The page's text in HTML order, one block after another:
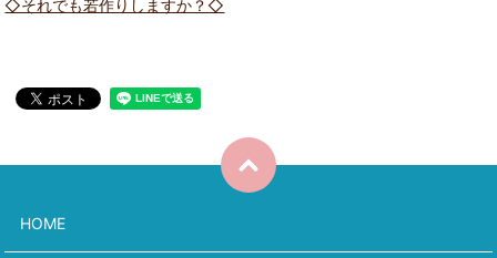
◇それでも若作りしますか？◇
HOME